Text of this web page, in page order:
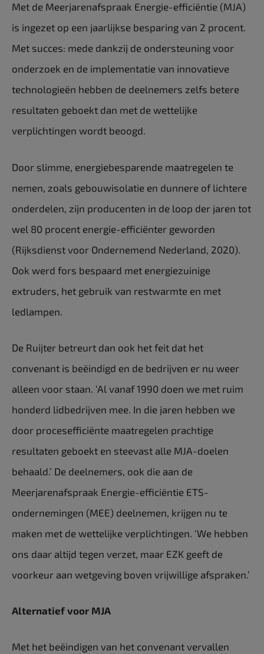
Met de Meerjarenafspraak Energie-efficiëntie (MJA)
is ingezet op een jaarlijkse besparing van 2 procent.
Met succes: mede dankzij de ondersteuning voor
onderzoek en de implementatie van innovatieve
technologieën hebben de deelnemers zelfs betere
resultaten geboekt dan met de wettelijke
verplichtingen wordt beoogd.
Door slimme, energiebesparende maatregelen te
nemen, zoals gebouwisolatie en dunnere of lichtere
onderdelen, zijn producenten in de loop der jaren tot
wel 80 procent energie-efficiënter geworden
(Rijksdienst voor Ondernemend Nederland, 2020).
Ook werd fors bespaard met energiezuinige
extruders, het gebruik van restwarmte en met
ledlampen.
De Ruijter betreurt dan ook het feit dat het
convenant is beëindigd en de bedrijven er nu weer
alleen voor staan. ‘Al vanaf 1990 doen we met ruim
honderd lidbedrijven mee. In die jaren hebben we
door procesefficiënte maatregelen prachtige
resultaten geboekt en steevast alle MJA-doelen
behaald.’ De deelnemers, ook die aan de
Meerjarenafspraak Energie-efficiëntie ETS-
ondernemingen (MEE) deelnemen, krijgen nu te
maken met de wettelijke verplichtingen. ‘We hebben
ons daar altijd tegen verzet, maar EZK geeft de
voorkeur aan wetgeving boven vrijwillige afspraken.’
Alternatief voor MJA
Met het beëindigen van het convenant vervallen